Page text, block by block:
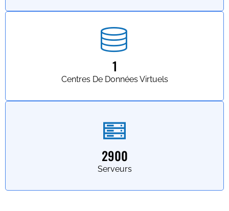
Centres De Données Virtuels
1
Serveurs
2900